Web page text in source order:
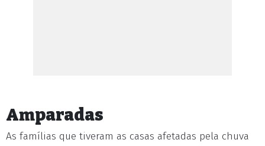
Amparadas
As famílias que tiveram as casas afetadas pela chuva